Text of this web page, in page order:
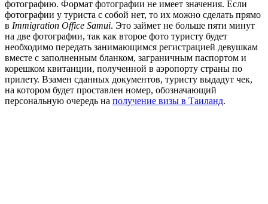
фотографию. Формат фотографии не имеет значения. Если
фотографии у туриста с собой нет, то их можно сделать прямо
в Immigration Office Samui. Это займет не больше пяти минут
на две фотографии, так как второе фото туристу будет
необходимо передать занимающимся регистрацией девушкам
вместе с заполненным бланком, заграничным паспортом и
корешком квитанции, полученной в аэропорту страны по
прилету. Взамен сданных документов, туристу выдадут чек,
на котором будет проставлен номер, обозначающий
персональную очередь на получение визы в Таиланд.